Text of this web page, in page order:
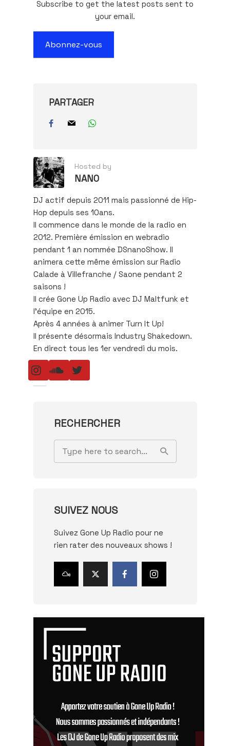
Subscribe to get the latest posts sent to
your email.
Abonnez-vous
PARTAGER
Hosted by
NANO
DJ actif depuis 2011 mais passionné de Hip-
Hop depuis ses 10ans.
Il commence dans le monde de la radio en
2012. Première émission en webradio
pendant 1 an nommée DSnanoShow. Il
animera cette même émission sur Radio
Calade à Villefranche / Saone pendant 2
saisons !
Il crée Gone Up Radio avec DJ Maltfunk et
l’équipe en 2015.
Après 4 années à animer Turn It Up!
Il présente désormais Industry Shakedown.
En direct tous les 1er vendredi du mois.
RECHERCHER
SUIVEZ NOUS
Suivez Gone Up Radio pour ne
rien rater des nouveaux shows !